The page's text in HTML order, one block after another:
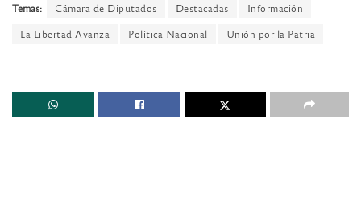
Temas: Cámara de Diputados Destacadas
Información
La Libertad Avanza
Política Nacional Unión por la Patria